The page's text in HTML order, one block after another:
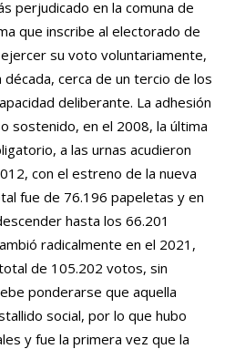
perjudicado en la comuna de
que inscribe al electorado de
su voto voluntariamente,
cerca de un tercio de los
deliberante. La adhesión
sostenido, en el 2008, la última
a las urnas acudieron
con el estreno de la nueva
fue de 76.196 papeletas y en
hasta los 66.201
radicalmente en el 2021,
de 105.202 votos, sin
ponderarse que aquella
social, por lo que hubo
y fue la primera vez que la